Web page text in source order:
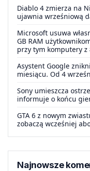
Diablo 4 zmierza na
ujawnia wrześniową
Microsoft usuwa
GB RAM
przy tym komputery z
Asystent Google
miesiącu. Od 4
Sony umieszcza
informuje o końcu
GTA 6 z nowym
zobaczą wcześniej
Najnowsze